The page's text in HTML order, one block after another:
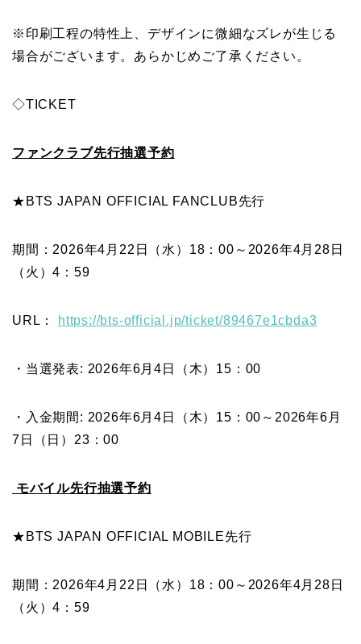
※印刷工程の特性上、デザインに微細なズレが生じる
場合がございます。あらかじめご了承ください。
◇TICKET
ファンクラブ先行抽選予約
★BTS JAPAN OFFICIAL FANCLUB先行
期間：2026年4月22日（水）18：00～2026年4月28日
（火）4：59
URL： https://bts-official.jp/ticket/89467e1cbda3
・当選発表: 2026年6月4日（木）15：00
・入金期間: 2026年6月4日（木）15：00～2026年6月
7日（日）23：00
モバイル先行抽選予約
★BTS JAPAN OFFICIAL MOBILE先行
期間：2026年4月22日（水）18：00～2026年4月28日
（火）4：59